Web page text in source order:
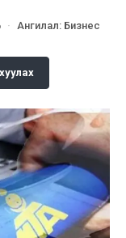
· Ангилал: Бизнес